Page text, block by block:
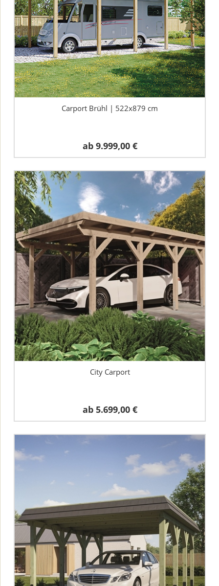
Carport Brühl | 522x879 cm
ab 9.999,00 €
City Carport
ab 5.699,00 €